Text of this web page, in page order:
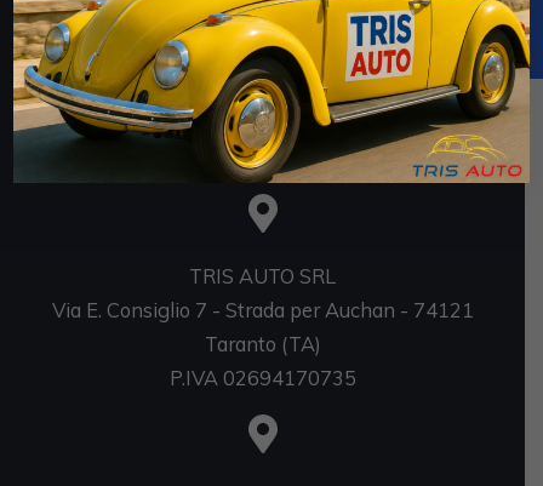
cui si rinvia e consultabili al seguente link
https://www.rna.gov.it/RegistroNazionaleTrasparenza/
faces/pages/TrasparenzaAiuto.jspx
TRIS AUTO SRL
Via E. Consiglio 7 - Strada per Auchan - 74121
Taranto (TA)
P.IVA 02694170735